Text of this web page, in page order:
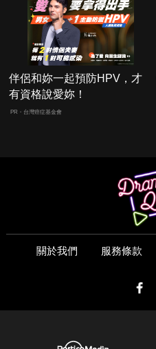
伴侶和妳一起預防HPV，才
有資格說愛妳！
PR・台灣癌症基金會
關於我們 服務條款